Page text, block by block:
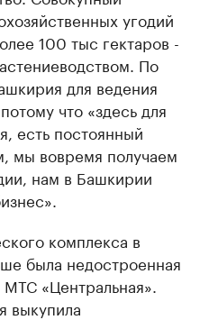
угодий
100 тыс гектаров -
По
для ведения
что «здесь для
есть постоянный
мы вовремя получаем
нам в Башкирии
комплекса в
была недостроенная
«Центральная».
выкупила